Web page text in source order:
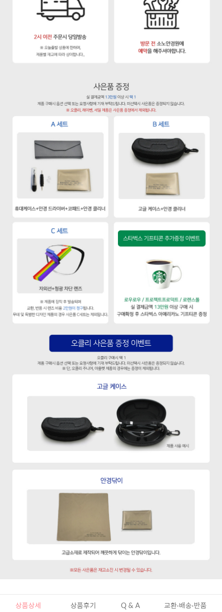
상품상세 상품후기 Q & A 교환·배송·반품